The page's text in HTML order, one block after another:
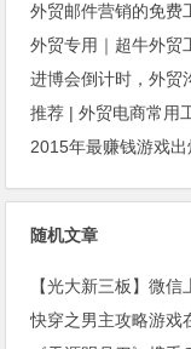
外贸专用｜超牛外贸
推荐 | 外贸电商常用
随机文章
快穿之男主攻略游戏